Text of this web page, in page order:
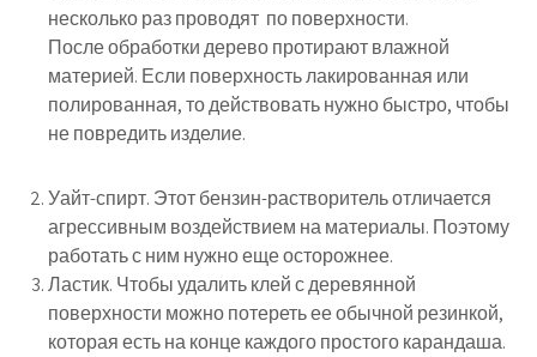
несколько раз проводят по поверхности.
После обработки дерево протирают влажной
материей. Если поверхность лакированная или
полированная, то действовать нужно быстро, чтобы
не повредить изделие.
Уайт-спирт. Этот бензин-растворитель отличается
агрессивным воздействием на материалы. Поэтому
работать с ним нужно еще осторожнее.
Ластик. Чтобы удалить клей с деревянной
поверхности можно потереть ее обычной резинкой,
которая есть на конце каждого простого карандаша.